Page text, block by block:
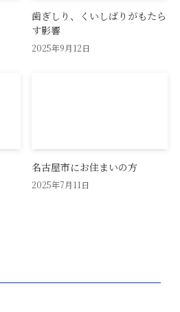
歯ぎしり、くいしばりがもたら
す影響
2025年9月12日
名古屋市にお住まいの方
2025年7月11日